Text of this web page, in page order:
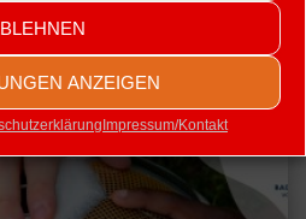
ANZEIGEN
Impressum/Kontakt
den